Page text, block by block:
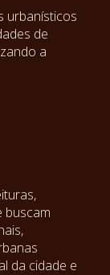
urbanísticos
de
a
buscam
da cidade e